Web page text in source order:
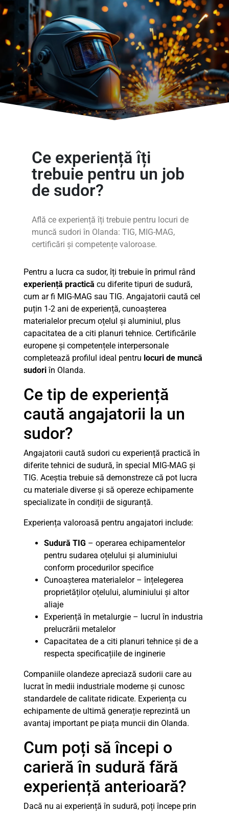
Ce experiență îți
trebuie pentru un job
de sudor?
Află ce experiență îți trebuie pentru locuri de
muncă sudori în Olanda: TIG, MIG-MAG,
certificări și competențe valoroase.
Pentru a lucra ca sudor, îți trebuie în primul rând
experiență practică cu diferite tipuri de sudură,
cum ar fi MIG-MAG sau TIG. Angajatorii caută cel
puțin 1-2 ani de experiență, cunoașterea
materialelor precum oțelul și aluminiul, plus
capacitatea de a citi planuri tehnice. Certificările
europene și competențele interpersonale
completează profilul ideal pentru locuri de muncă
sudoriîn Olanda.
Ce tip de experiență
caută angajatorii la un
sudor?
Angajatorii caută sudori cu experiență practică în
diferite tehnici de sudură, în special MIG-MAG și
TIG. Aceștia trebuie să demonstreze că pot lucra
cu materiale diverse și să opereze echipamente
specializate în condiții de siguranță.
Experiența valoroasă pentru angajatori include:
Sudură TIG – operarea echipamentelor
pentru sudarea oțelului și aluminiului
conform procedurilor specifice
Cunoașterea materialelor – înțelegerea
proprietăților oțelului, aluminiului și altor
aliaje
Experiență în metalurgie – lucrul în industria
prelucrării metalelor
Capacitatea de a citi planuri tehnice și de a
respecta specificațiile de inginerie
Companiile olandeze apreciază sudorii care au
lucrat în medii industriale moderne și cunosc
standardele de calitate ridicate. Experiența cu
echipamente de ultimă generație reprezintă un
avantaj important pe piața muncii din Olanda.
Cum poți să începi o
carieră în sudură fără
experiență anterioară?
Dacă nu ai experiență în sudură, poți începe prin